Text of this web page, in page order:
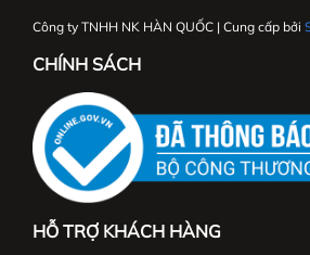
Công ty TNHH NK HÀN QUỐC | Cung cấp bởi
CHÍNH SÁCH
HỖ TRỢ KHÁCH HÀNG